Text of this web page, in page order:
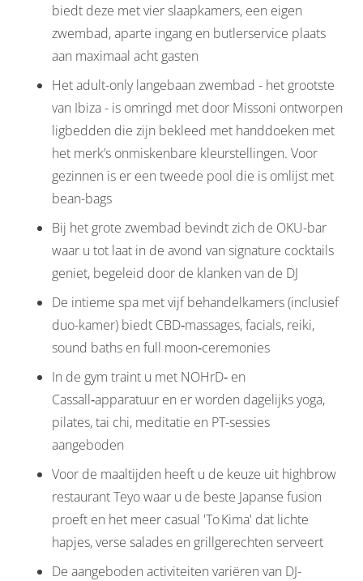
biedt deze met vier slaapkamers, een eigen
zwembad, aparte ingang en butlerservice plaats
aan maximaal acht gasten
Het adult-only langebaan zwembad - het grootste
van Ibiza - is omringd met door Missoni ontworpen
ligbedden die zijn bekleed met handdoeken met
het merk’s onmiskenbare kleurstellingen. Voor
gezinnen is er een tweede pool die is omlijst met
bean-bags
Bij het grote zwembad bevindt zich de OKU-bar
waar u tot laat in de avond van signature cocktails
geniet, begeleid door de klanken van de DJ
De intieme spa met vijf behandelkamers (inclusief
duo-kamer) biedt CBD‑massages, facials, reiki,
sound baths en full moon‑ceremonies
In de gym traint u met NOHrD‑ en
Cassall‑apparatuur en er worden dagelijks yoga,
pilates, tai chi, meditatie en PT-sessies
aangeboden
Voor de maaltijden heeft u de keuze uit highbrow
restaurant Teyo waar u de beste Japanse fusion
proeft en het meer casual 'To Kima' dat lichte
hapjes, verse salades en grillgerechten serveert
De aangeboden activiteiten variëren van DJ-